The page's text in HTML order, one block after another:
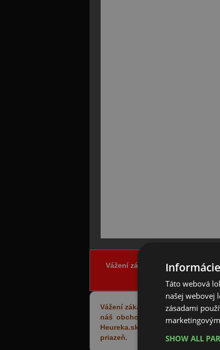
Vážení zákazníci, z dôvodu
Vážení zákazníci,
náš obchod Pneu-Nasklade.sk
Heureka.sk. Tento certifikát je
priazeň.
Táto webová
našej webovej
zásadami
SHOW ALL